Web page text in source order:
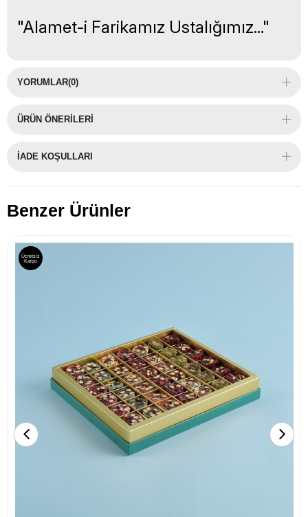
"Alamet-i Farikamız Ustalığımız..."
YORUMLAR(0)
ÜRÜN ÖNERILERI
İADE KOŞULLARI
Benzer Ürünler
Ücretsiz
Kargo